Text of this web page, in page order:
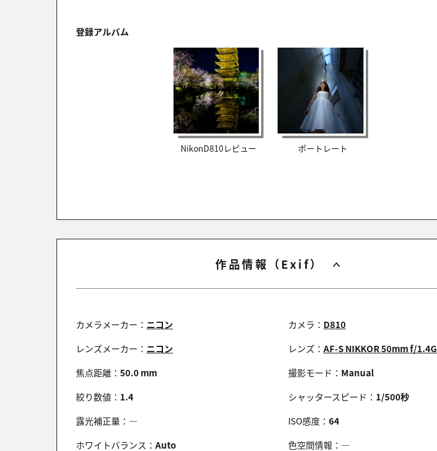
登録アルバム
NikonD810レビュー ポートレート
作品情報（Exif）
カメラメーカー： ニコン カメラ： D810
レンズメーカー： ニコン レンズ： AF-S NIKKOR 50mm f/1.4G
焦点距離： 50.0 mm 撮影モード： Manual
絞り数値： 1.4 シャッタースピード： 1/500秒
露光補正量： ― ISO感度： 64
ホワイトバランス： Auto 色空間情報： ―